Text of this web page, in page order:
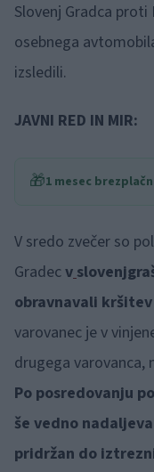
Slovenj Gradca proti
osebnega
izsledili.
JAVNI RED IN MIR:
🎁1 mesec
V sredo zvečer so
Gradecv
obravnavali
varovanec je v
drugega varovanca,
Po posredovanju
še vedno
pridržan do